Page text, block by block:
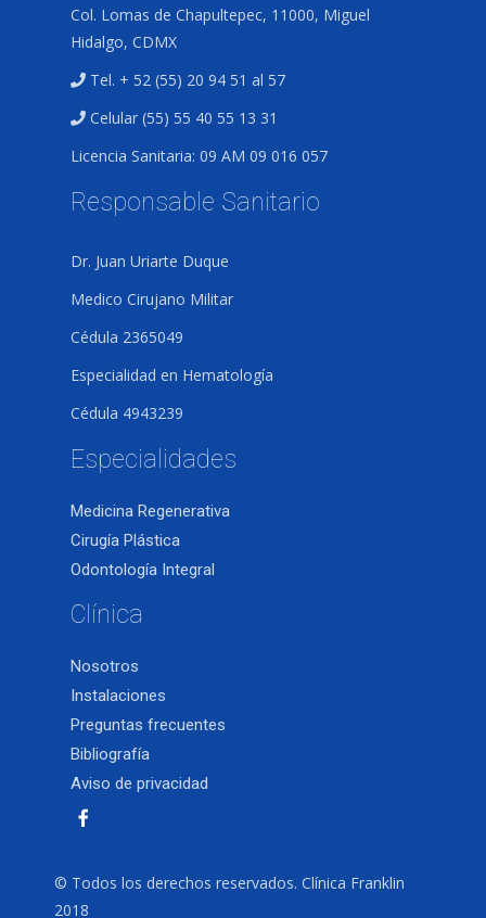
Col. Lomas de Chapultepec, 11000, Miguel
Hidalgo, CDMX
Tel. + 52 (55) 20 94 51 al 57
Celular (55) 55 40 55 13 31
Licencia Sanitaria: 09 AM 09 016 057
Responsable Sanitario
Dr. Juan Uriarte Duque
Medico Cirujano Militar
Cédula 2365049
Especialidad en Hematología
Cédula 4943239
Especialidades
Medicina Regenerativa
Cirugía Plástica
Odontología Integral
Clínica
Nosotros
Instalaciones
Preguntas frecuentes
Bibliografía
Aviso de privacidad
© Todos los derechos reservados. Clínica Franklin
2018